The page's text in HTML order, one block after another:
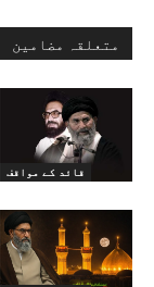
متعلقہ مضامین
قائد کے مواقف